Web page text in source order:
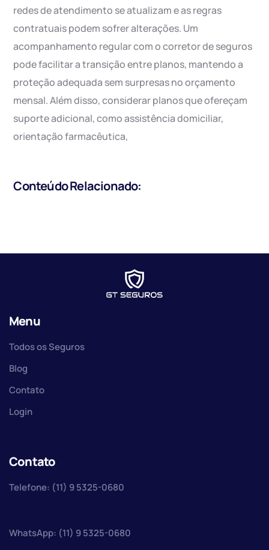
redes de atendimento se atualizam e as regras
contratuais podem sofrer alterações. Um
acompanhamento regular com o corretor de seguros
pode facilitar a transição entre planos, mantendo a
proteção adequada sem surpresas no orçamento
mensal. Além disso, considerar planos que ofereçam
suporte adicional, como assistência domiciliar,
orientação farmacêutica,
Conteúdo Relacionado:
Menu
Todos os Seguros
Blog
Contato
Login
Contato
Telefone: (11) 9 5325-0680
WhatsApp: (11) 9 5325-0680